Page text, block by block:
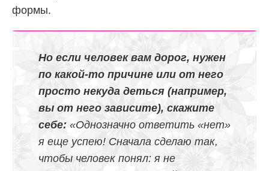
формы.
Но если человек вам дорог, нужен
по какой-то причине или от него
просто некуда деться (например,
вы от него зависите), скажите
себе: «Однозначно ответить «нет»
я еще успею! Сначала сделаю так,
чтобы человек понял: я не